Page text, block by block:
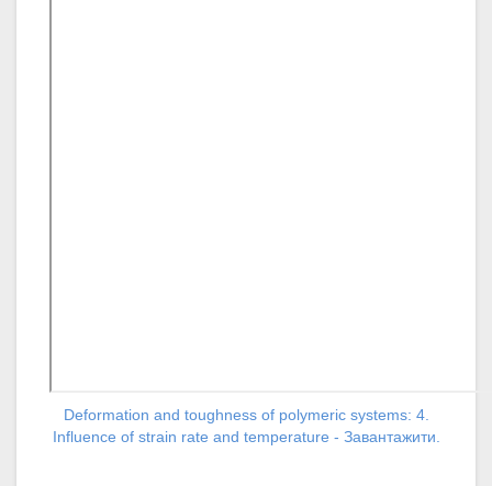
Deformation and toughness of polymeric systems: 4.
Influence of strain rate and temperature - Завантажити.